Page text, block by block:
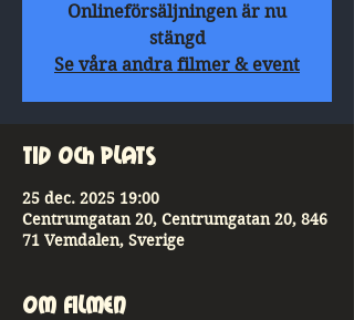
Onlineförsäljningen är nu
stängd
Se våra andra filmer & event
Tid och plats
25 dec. 2025 19:00
Centrumgatan 20, Centrumgatan 20, 846
71 Vemdalen, Sverige
Om Filmen